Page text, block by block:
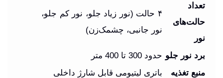
تعداد
حالت‌های
نور
۴ حالت (نور زیاد جلو، نور کم جلو،
نور جانبی، چشمک‌زن)
برد نور جلو حدود 300 تا 400 متر
منبع تغذیه
باتری لیتیومی قابل شارژ داخلی